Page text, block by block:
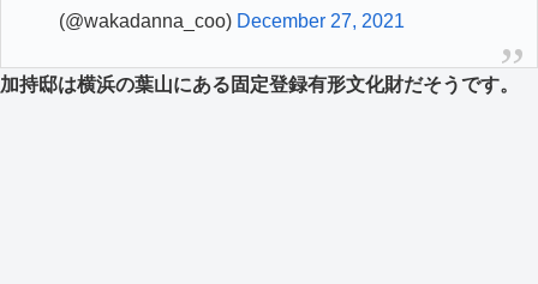
(@wakadanna_coo) December 27, 2021
加持邸は横浜の葉山にある固定登録有形文化財だそうです。